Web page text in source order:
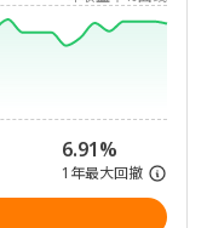
6.91%
1年最大回撤